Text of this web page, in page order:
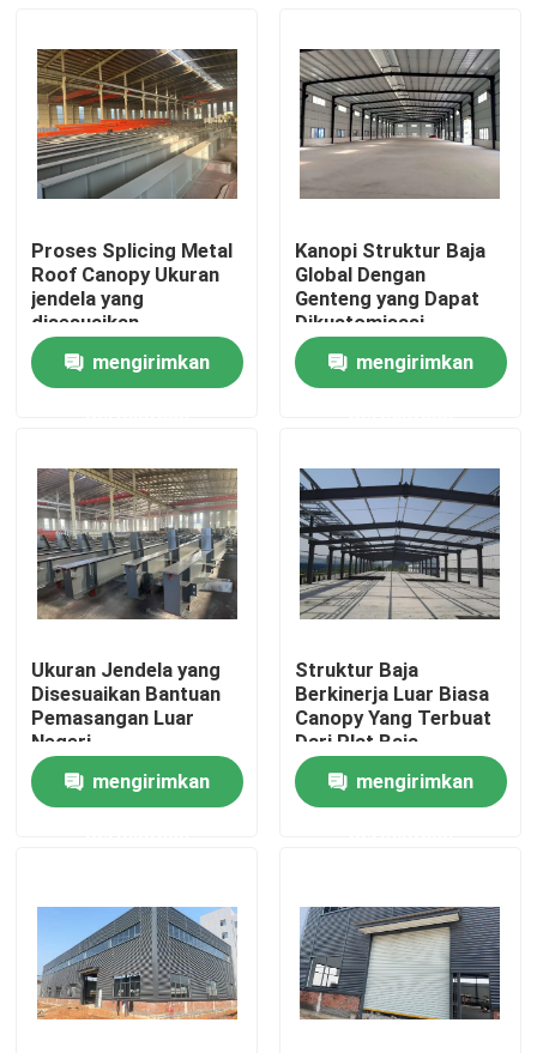
Rumah
Video
Tentang kami
Tur Pabrik
Kontrol kualitas
Hubungi kami
Gerobak Transfer Listrik
Proses Splicing Metal
Roof Canopy Ukuran
jendela yang
disesuaikan
mengirimkan
Kanopi Struktur Baja
Global Dengan
Genteng yang Dapat
Dikustomisasi
mengirimkan
Ukuran Jendela yang
Disesuaikan Bantuan
Pemasangan Luar
Negeri
mengirimkan
Struktur Baja
Berkinerja Luar Biasa
Canopy Yang Terbuat
Dari Plat Baja
Berwarna Galvanis
mengirimkan